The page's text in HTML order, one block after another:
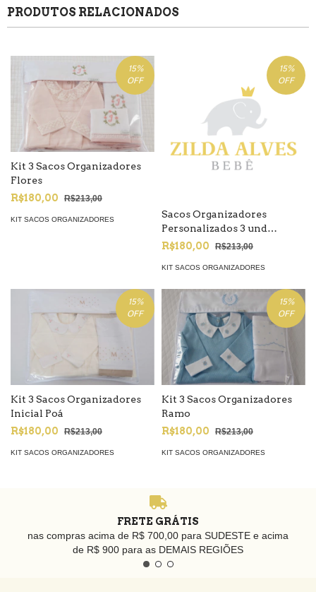
PRODUTOS RELACIONADOS
15%
OFF
Kit 3 Sacos Organizadores
Flores
R$180,00
R$213,00
KIT SACOS ORGANIZADORES
15%
OFF
Sacos Organizadores
Personalizados 3 und
Bordados diversos
R$180,00 R$213,00
KIT SACOS ORGANIZADORES
15%
OFF
Kit 3 Sacos Organizadores
Inicial Poá
R$180,00
R$213,00
KIT SACOS ORGANIZADORES
15%
OFF
Kit 3 Sacos Organizadores
Ramo
R$180,00
R$213,00
KIT SACOS ORGANIZADORES
FRETE GRÁTIS
nas compras acima de R$ 700,00 para SUDESTE e acima
de R$ 900 para as DEMAIS REGIÕES